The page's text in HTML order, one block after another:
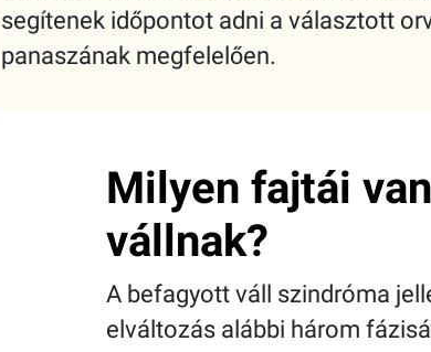
segítenek időpontot adni a választott
panaszának megfelelően.
Milyen fajtái
vállnak?
A befagyott váll szindróma
elváltozás alábbi három